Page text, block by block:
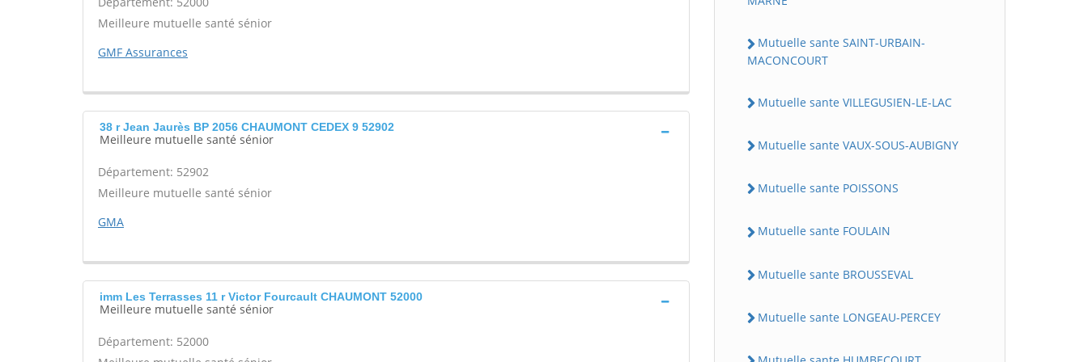
Meilleure mutuelle santé sénior
GMF Assurances
38 r Jean Jaurès BP 2056 CHAUMONT CEDEX 9 52902
Meilleure mutuelle santé sénior
Département: 52902
Meilleure mutuelle santé sénior
GMA
imm Les Terrasses 11 r Victor Fourcault CHAUMONT 52000
Meilleure mutuelle santé sénior
Département: 52000
Mutuelle sante SAINT-URBAIN-
MACONCOURT
Mutuelle sante VILLEGUSIEN-LE-LAC
Mutuelle sante VAUX-SOUS-AUBIGNY
Mutuelle sante POISSONS
Mutuelle sante FOULAIN
Mutuelle sante BROUSSEVAL
Mutuelle sante LONGEAU-PERCEY